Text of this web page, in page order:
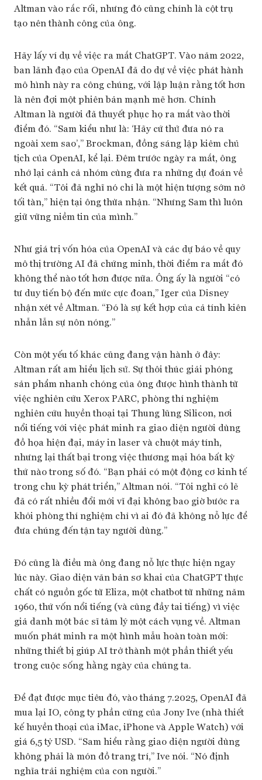
Altman vào rắc rối, nhưng đó cũng chính là cột trụ
tạo nên thành công của ông.
Hãy lấy ví dụ về việc ra mắt ChatGPT. Vào năm 2022,
ban lãnh đạo của OpenAI đã do dự về việc phát hành
mô hình này ra công chúng, với lập luận rằng tốt hơn
là nên đợi một phiên bản mạnh mẽ hơn. Chính
Altman là người đã thuyết phục họ ra mắt vào thời
điểm đó. “Sam kiểu như là: ‘Hãy cứ thử đưa nó ra
ngoài xem sao’,” Brockman, đồng sáng lập kiêm chủ
tịch của OpenAI, kể lại. Đêm trước ngày ra mắt, ông
nhớ lại cảnh cả nhóm cùng đưa ra những dự đoán về
kết quả. “Tôi đã nghĩ nó chỉ là một hiện tượng sớm nở
tối tàn,” hiện tại ông thừa nhận. “Nhưng Sam thì luôn
giữ vững niềm tin của mình.”
Như giá trị vốn hóa của OpenAI và các dự báo về quy
mô thị trường AI đã chứng minh, thời điểm ra mắt đó
không thể nào tốt hơn được nữa. Ông ấy là người “có
tư duy tiến bộ đến mức cực đoan,” Iger của Disney
nhận xét về Altman. “Đó là sự kết hợp của cả tính kiên
nhẫn lẫn sự nôn nóng.”
Còn một yếu tố khác cũng đang vận hành ở đây:
Altman rất am hiểu lịch sử. Sự thôi thúc giải phóng
sản phẩm nhanh chóng của ông được hình thành từ
việc nghiên cứu Xerox PARC, phòng thí nghiệm
nghiên cứu huyền thoại tại Thung lũng Silicon, nơi
nổi tiếng với việc phát minh ra giao diện người dùng
đồ họa hiện đại, máy in laser và chuột máy tính,
nhưng lại thất bại trong việc thương mại hóa bất kỳ
thứ nào trong số đó. “Bạn phải có một động cơ kinh tế
trong chu kỳ phát triển,” Altman nói. “Tôi nghĩ có lẽ
đã có rất nhiều đổi mới vĩ đại không bao giờ bước ra
khỏi phòng thí nghiệm chỉ vì ai đó đã không nỗ lực để
đưa chúng đến tận tay người dùng.”
Đó cũng là điều mà ông đang nỗ lực thực hiện ngay
lúc này. Giao diện văn bản sơ khai của ChatGPT thực
chất có nguồn gốc từ Eliza, một chatbot từ những năm
1960, thứ vốn nổi tiếng (và cũng đầy tai tiếng) vì việc
giả danh một bác sĩ tâm lý một cách vụng về. Altman
muốn phát minh ra một hình mẫu hoàn toàn mới:
những thiết bị giúp AI trở thành một phần thiết yếu
trong cuộc sống hằng ngày của chúng ta.
Để đạt được mục tiêu đó, vào tháng 7.2025, OpenAI đã
mua lại IO, công ty phần cứng của Jony Ive (nhà thiết
kế huyền thoại của iMac, iPhone và Apple Watch) với
giá 6,5 tỷ USD. “Sam hiểu rằng giao diện người dùng
không phải là món đồ trang trí,” Ive nói. “Nó định
nghĩa trải nghiệm của con người.”